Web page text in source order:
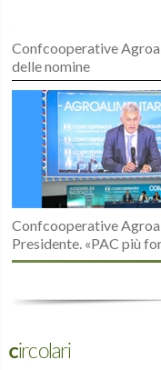
Confcooperative
delle nomine
Confcooperative
Presidente. «PAC più
Circolari